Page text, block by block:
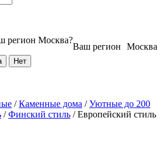
Москва
Ваш регион
регион Москва?
/Каменные дома /Уютные до 200
/Финский стиль /Европейский стиль